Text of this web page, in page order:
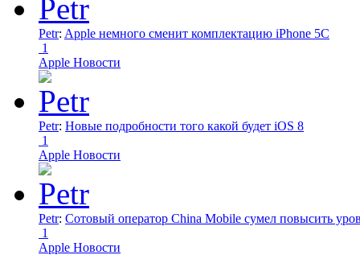
Petr: Apple немного сменит комплектацию iPhone 5C
1
Apple Новости
Petr: Новые подробности того какой будет iOS 8
1
Apple Новости
Petr: Сотовый оператор China Mobile сумел повысить
1
Apple Новости